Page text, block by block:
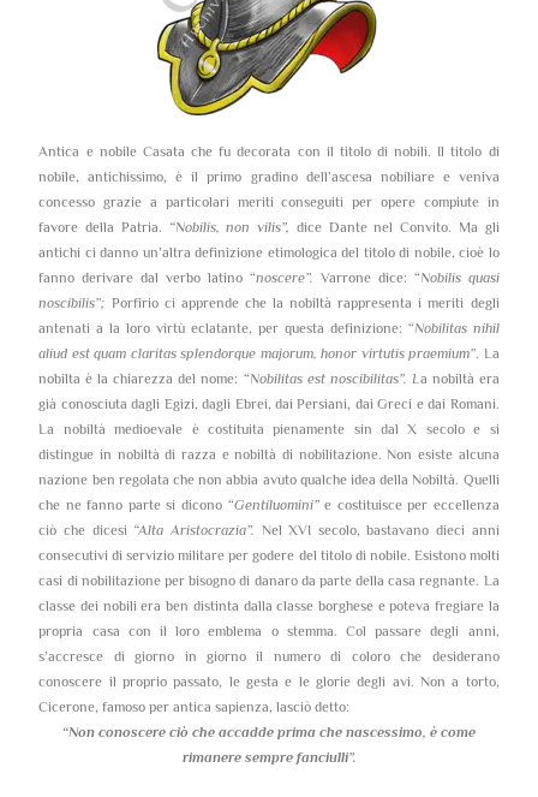
Antica e nobile Casata che fu decorata con il titolo di nobili. Il titolo di
nobile, antichissimo, è il primo gradino dell’ascesa nobiliare e veniva
concesso grazie a particolari meriti conseguiti per opere compiute in
favore della Patria. “Nobilis, non vilis”, dice Dante nel Convito. Ma gli
antichi ci danno un’altra definizione etimologica del titolo di nobile, cioè lo
fanno derivare dal verbo latino “noscere”. Varrone dice: “Nobilis quasi
noscibilis”; Porfirio ci apprende che la nobiltà rappresenta i meriti degli
antenati a la loro virtù eclatante, per questa definizione: “Nobilitas nihil
aliud est quam claritas splendorque majorum, honor virtutis praemium”. La
nobilta è la chiarezza del nome: “Nobilitas est noscibilitas”. La nobiltà era
già conosciuta dagli Egizi, dagli Ebrei, dai Persiani, dai Greci e dai Romani.
La nobiltà medioevale è costituita pienamente sin dal X secolo e si
distingue in nobiltà di razza e nobiltà di nobilitazione. Non esiste alcuna
nazione ben regolata che non abbia avuto qualche idea della Nobiltà. Quelli
che ne fanno parte si dicono “Gentiluomini”e costituisce per eccellenza
ciò che dicesi “Alta Aristocrazia”. Nel XVI secolo, bastavano dieci anni
consecutivi di servizio militare per godere del titolo di nobile. Esistono molti
casi di nobilitazione per bisogno di danaro da parte della casa regnante. La
classe dei nobili era ben distinta dalla classe borghese e poteva fregiare la
propria casa con il loro emblema o stemma. Col passare degli anni,
s’accresce di giorno in giorno il numero di coloro che desiderano
conoscere il proprio passato, le gesta e le glorie degli avi. Non a torto,
Cicerone, famoso per antica sapienza, lasciò detto:
“Non conoscere ciò che accadde prima che nascessimo, è come
rimanere sempre fanciulli”.